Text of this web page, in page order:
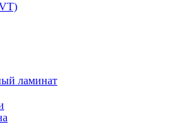
ламинат